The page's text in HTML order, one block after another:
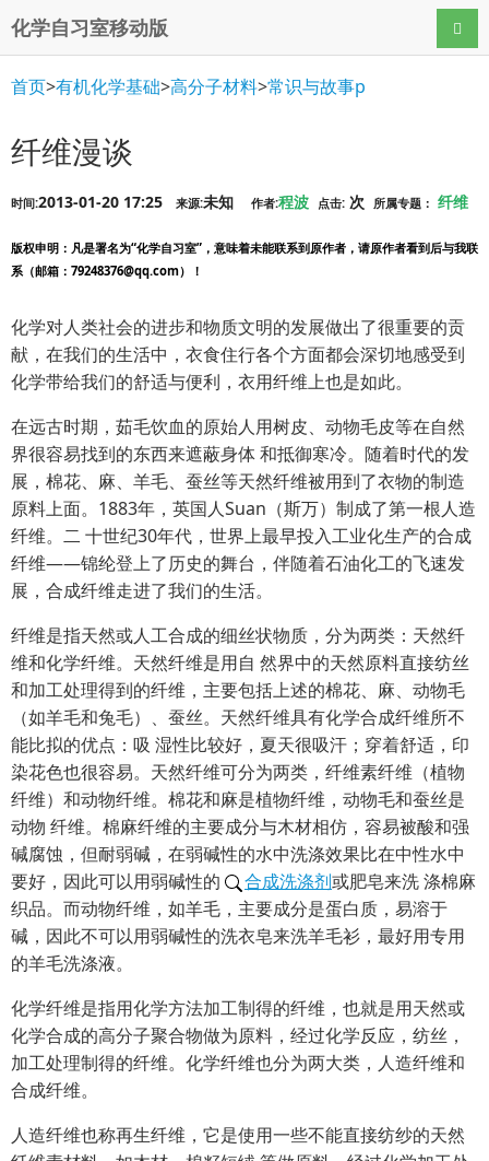
化学自习室移动版 导航
首页>有机化学基础>高分子材料>常识与故事p
纤维漫谈
时间:2013-01-20 17:25 来源:未知 作者:程波 点击: 次 所属专题： 纤维
版权申明 ：凡是署名为“化学自习室”，意味着未能联系到原作者，请原作者看到后与我联
系（邮箱：79248376@qq.com）！
化学对人类社会的进步和物质文明的发展做出了很重要的贡
献，在我们的生活中，衣食住行各个方面都会深切地感受到
化学带给我们的舒适与便利，衣用纤维上也是如此。
在远古时期，茹毛饮血的原始人用树皮、动物毛皮等在自然
界很容易找到的东西来遮蔽身体 和抵御寒冷。随着时代的发
展，棉花、麻、羊毛、蚕丝等天然纤维被用到了衣物的制造
原料上面。1883年，英国人Suan（斯万）制成了第一根人造
纤维。二 十世纪30年代，世界上最早投入工业化生产的合成
纤维——锦纶登上了历史的舞台，伴随着石油化工的飞速发
展，合成纤维走进了我们的生活。
纤维是指天然或人工合成的细丝状物质，分为两类：天然纤
维和化学纤维。天然纤维是用自 然界中的天然原料直接纺丝
和加工处理得到的纤维，主要包括上述的棉花、麻、动物毛
（如羊毛和兔毛）、蚕丝。天然纤维具有化学合成纤维所不
能比拟的优点：吸 湿性比较好，夏天很吸汗；穿着舒适，印
染花色也很容易。天然纤维可分为两类，纤维素纤维（植物
纤维）和动物纤维。棉花和麻是植物纤维，动物毛和蚕丝是
动物 纤维。棉麻纤维的主要成分与木材相仿，容易被酸和强
碱腐蚀，但耐弱碱，在弱碱性的水中洗涤效果比在中性水中
要好，因此可以用弱碱性的
合成洗涤剂或肥皂来洗 涤棉麻
织品。而动物纤维，如羊毛，主要成分是蛋白质，易溶于
碱，因此不可以用弱碱性的洗衣皂来洗羊毛衫，最好用专用
的羊毛洗涤液。
化学纤维是指用化学方法加工制得的纤维，也就是用天然或
化学合成的高分子聚合物做为原料，经过化学反应，纺丝，
加工处理制得的纤维。化学纤维也分为两大类，人造纤维和
合成纤维。
人造纤维也称再生纤维，它是使用一些不能直接纺纱的天然